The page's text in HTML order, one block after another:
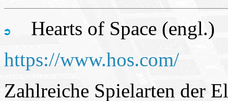
Hearts of Space (engl.)
https://www.hos.com/
Zahlreiche Spielarten der